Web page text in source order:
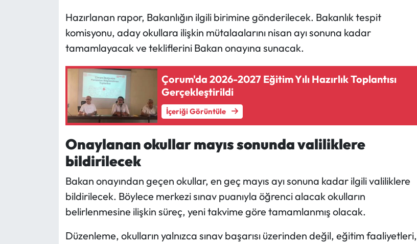
Hazırlanan rapor, Bakanlığın ilgili birimine gönderilecek. Bakanlık tespit
komisyonu, aday okullara ilişkin mütalaalarını nisan ayı sonuna kadar
tamamlayacak ve tekliflerini Bakan onayına sunacak.
Çorum'da 2026-2027 Eğitim Yılı Hazırlık Toplantısı
Gerçekleştirildi
İçeriği Görüntüle
Onaylanan okullar mayıs sonunda valiliklere
bildirilecek
Bakan onayından geçen okullar, en geç mayıs ayı sonuna kadar ilgili valiliklere
bildirilecek. Böylece merkezi sınav puanıyla öğrenci alacak okulların
belirlenmesine ilişkin süreç, yeni takvime göre tamamlanmış olacak.
Düzenleme, okulların yalnızca sınav başarısı üzerinden değil, eğitim faaliyetleri,